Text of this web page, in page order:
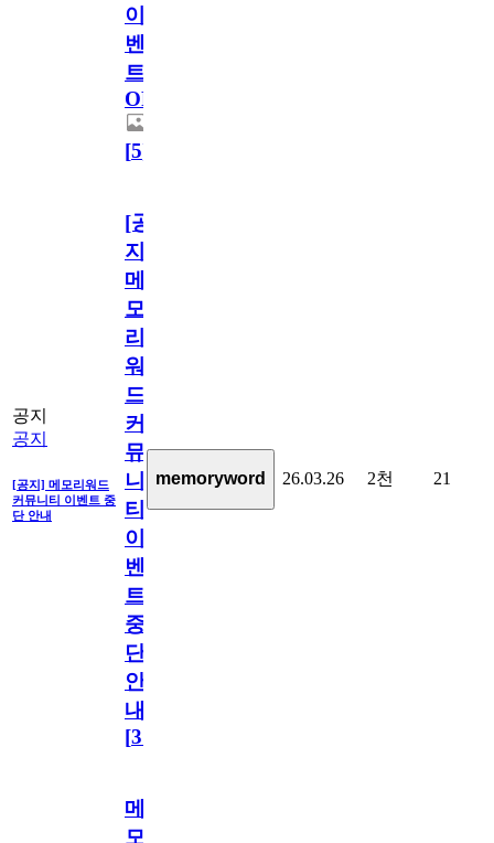
이
벤
트
OPEN!
[5]
공지
공지
[공지] 메모리워드
커뮤니티 이벤트 중
단 안내
[공
지]
메
모
리
워
드
커
뮤
니
티
이
벤
트
중
단
안
내
[31
memoryword 26.03.26 2천 21
메
모